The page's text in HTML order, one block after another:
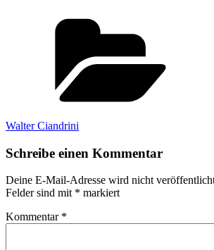
Walter Ciandrini
Schreibe einen Kommentar
Deine E-Mail-Adresse wird nicht
Felder sind mit * markiert
Kommentar *